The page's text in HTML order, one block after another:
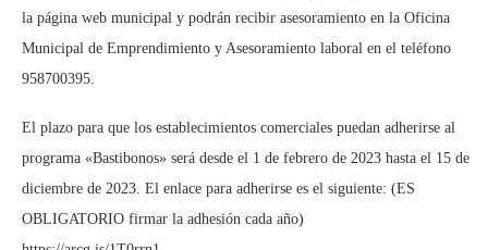
la página web municipal y podrán recibir asesoramiento en la Oficina
Municipal de Emprendimiento y Asesoramiento laboral en el teléfono
958700395.
El plazo para que los establecimientos comerciales puedan adherirse al
programa «Bastibonos» será desde el 1 de febrero de 2023 hasta el 15 de
diciembre de 2023. El enlace para adherirse es el siguiente: (ES
OBLIGATORIO firmar la adhesión cada año)